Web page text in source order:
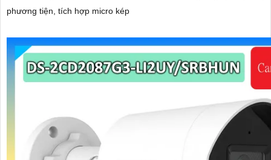
phương tiện, tích hợp micro kép